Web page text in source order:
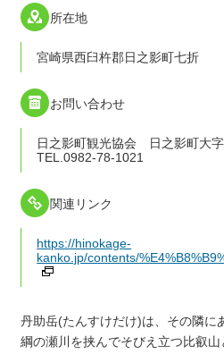
所在地
宮崎県西臼杵郡日之影町七折
お問い合わせ
日之影町観光協会 日之影町大
TEL.0982-78-1021
関連リンク
https://hinokage-
kanko.jp/contents/
丹助岳(たんすけだけ)は、その隣に
綱の瀬川を挟んでそびえ立つ比叡